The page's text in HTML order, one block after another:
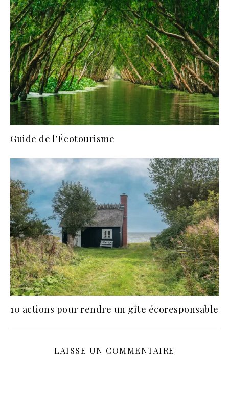
Guide de l’Écotourisme
10 actions pour rendre un gîte écoresponsable
LAISSE UN COMMENTAIRE